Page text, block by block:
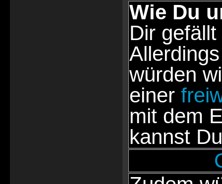
Wie Du
Dir
würden
einer
mit dem
kannst